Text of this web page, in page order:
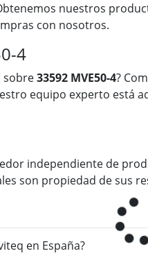
nuestros
con nosotros.
4
sobre33592 MVE50-4?
equipo experto está
independiente de
son propiedad de sus
en España?